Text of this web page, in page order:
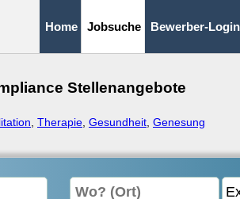
Home Jobsuche Bewerber-Login
Stellenangebote
Therapie Gesundheit Genesung